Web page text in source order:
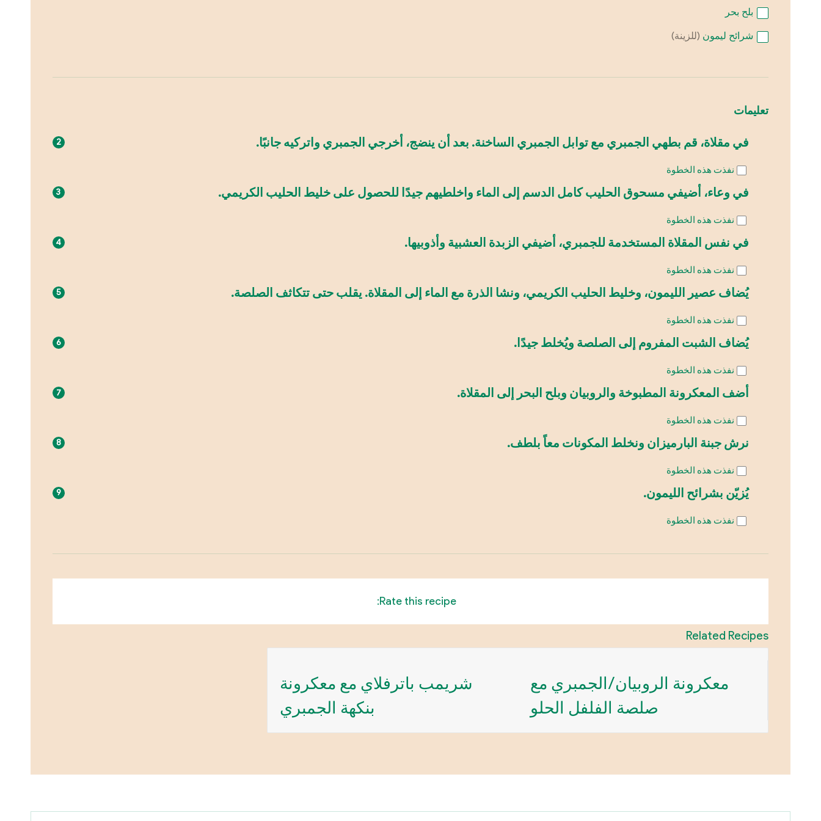
بلح بحر
شرائح ليمون (للزينة)
تعليمات
في مقلاة، قم بطهي الجمبري مع توابل الجمبري الساخنة. بعد أن ينضج، أخرجي الجمبري واتركيه جانبًا.
نفذت هذه الخطوة
في وعاء، أضيفي مسحوق الحليب كامل الدسم إلى الماء واخلطيهم جيدًا للحصول على خليط الحليب الكريمي.
نفذت هذه الخطوة
في نفس المقلاة المستخدمة للجمبري، أضيفي الزبدة العشبية وأذوبيها.
نفذت هذه الخطوة
يُضاف عصير الليمون، وخليط الحليب الكريمي، ونشا الذرة مع الماء إلى المقلاة. يقلب حتى تتكاثف الصلصة.
نفذت هذه الخطوة
يُضاف الشبت المفروم إلى الصلصة ويُخلط جيدًا.
نفذت هذه الخطوة
أضف المعكرونة المطبوخة والروبيان وبلح البحر إلى المقلاة.
نفذت هذه الخطوة
نرش جبنة البارميزان ونخلط المكونات معاً بلطف.
نفذت هذه الخطوة
يُزيّن بشرائح الليمون.
نفذت هذه الخطوة
Rate this recipe:
Related Recipes
معكرونة الروبيان/الجمبري مع
صلصة الفلفل الحلو
شريمب باترفلاي مع معكرونة
بنكهة الجمبري